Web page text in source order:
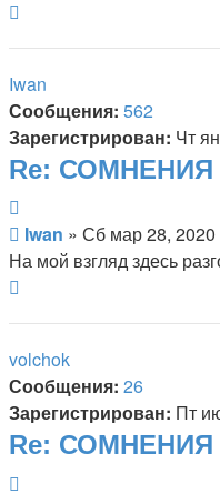
Iwan
Сообщения: 562
Зарегистрирован: Чт
Re: СОМНЕНИЯ
Сообщение
Iwan » Сб мар 28, 2020
На мой взгляд здесь
volchok
Сообщения: 26
Зарегистрирован: Пт
Re: СОМНЕНИЯ